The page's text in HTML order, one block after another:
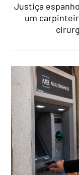
Justiça
um